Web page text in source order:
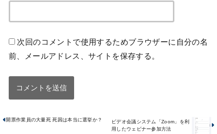
次回のコメントで使用するためブラウザーに自分の名
前、メールアドレス、サイトを保存する。
開票作業員の大量死 死因は本当に選挙か？
ビデオ会議システム「Zoom」を利
用したウェビナー参加方法